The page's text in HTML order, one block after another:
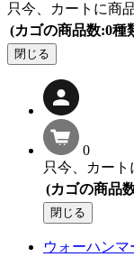
只今、カートに商
(カゴの商品数:0種
閉じる
0
只今、カート
(カゴの商品
閉じる
ウォーハンマ